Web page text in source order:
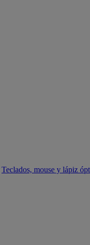
Teclados, mouse y lápiz